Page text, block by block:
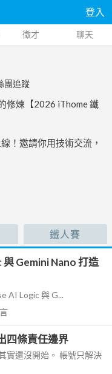
登入
徵才 聊天
團追蹤
修煉【2026 iThome 鐵
！邀請你用技術交流，
鐵人賽
Gemini Nano 打造
AI Logic 與 G...
四條責任邊界
實還沒開始。 帳號只解決